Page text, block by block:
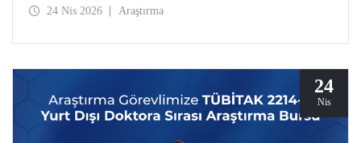
Avrupa Programı kapsamında destek almaya hak kazandı.
24 Nis 2026 Araştırma
24
Nis